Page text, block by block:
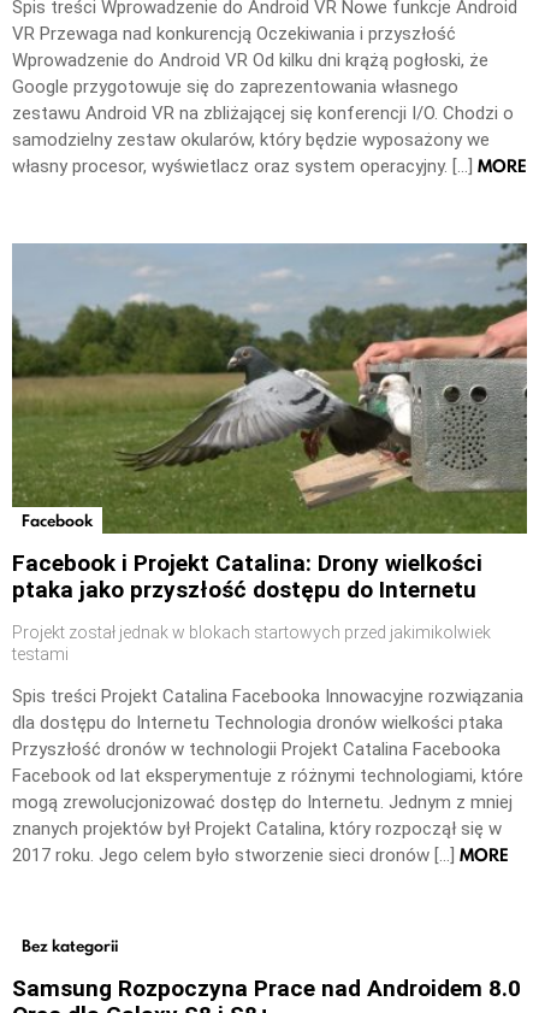
Spis treści Wprowadzenie do Android VR Nowe funkcje Android
VR Przewaga nad konkurencją Oczekiwania i przyszłość
Wprowadzenie do Android VR Od kilku dni krążą pogłoski, że
Google przygotowuje się do zaprezentowania własnego
zestawu Android VR na zbliżającej się konferencji I/O. Chodzi o
samodzielny zestaw okularów, który będzie wyposażony we
własny procesor, wyświetlacz oraz system operacyjny. […] MORE
Facebook
Facebook i Projekt Catalina: Drony wielkości
ptaka jako przyszłość dostępu do Internetu
Projekt został jednak w blokach startowych przed jakimikolwiek
testami
Spis treści Projekt Catalina Facebooka Innowacyjne rozwiązania
dla dostępu do Internetu Technologia dronów wielkości ptaka
Przyszłość dronów w technologii Projekt Catalina Facebooka
Facebook od lat eksperymentuje z różnymi technologiami, które
mogą zrewolucjonizować dostęp do Internetu. Jednym z mniej
znanych projektów był Projekt Catalina, który rozpoczął się w
2017 roku. Jego celem było stworzenie sieci dronów […] MORE
Bez kategorii
Samsung Rozpoczyna Prace nad Androidem 8.0